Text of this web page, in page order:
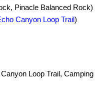
Pinacle Balanced Rock)
Canyon Loop Trail)
Loop Trail, Camping